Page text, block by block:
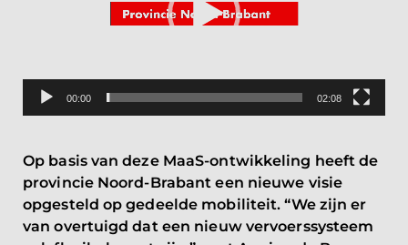
00:00 02:08
Op basis van deze MaaS-ontwikkeling heeft de
provincie Noord-Brabant een nieuwe visie
opgesteld op gedeelde mobiliteit. “We zijn er
van overtuigd dat een nieuw vervoerssysteem